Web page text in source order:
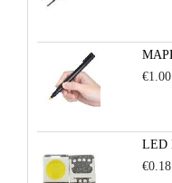
€1.00
€0.18